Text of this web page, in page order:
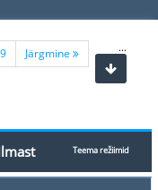
...
9 Järgmine
Teema režiimid